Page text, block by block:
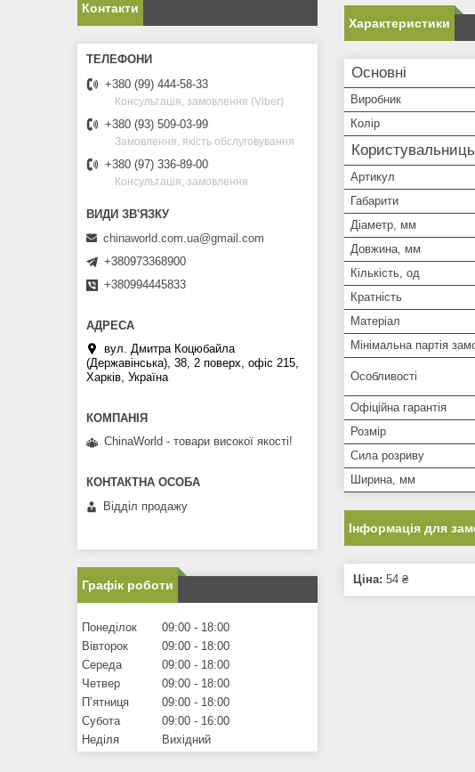
Характеристики
Основні
Виробник
Колір
Артикул
Габарити
Діаметр, мм
Довжина, мм
Кількість, од
Кратність
Матеріал
Мінімальна партія
Особливості
Офіційна гарантія
Розмір
Сила розриву
Ширина, мм
Інформація для
Ціна: 54 ₴
Контакти
+380 (99) 444-58-33
Консультація, замовлення (Viber)
+380 (93) 509-03-99
Замовлення, якість обслуговування
+380 (97) 336-89-00
Консультація, замовлення
chinaworld.com.ua@gmail.com
+380973368900
+380994445833
вул. Дмитра Коцюбайла
(Державінська), 38, 2 поверх, офіс 215,
Харків, Україна
ChinaWorld - товари високої якості!
Відділ продажу
Графік роботи
Понеділок 09:00
18:00
Вівторок
09:00
18:00
Середа
09:00
18:00
Четвер
09:00
18:00
Пʼятниця
09:00
18:00
Субота
09:00
16:00
Неділя
Вихідний